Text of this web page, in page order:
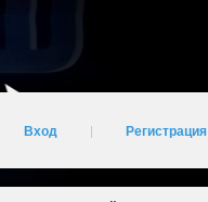
Вход Регистрация